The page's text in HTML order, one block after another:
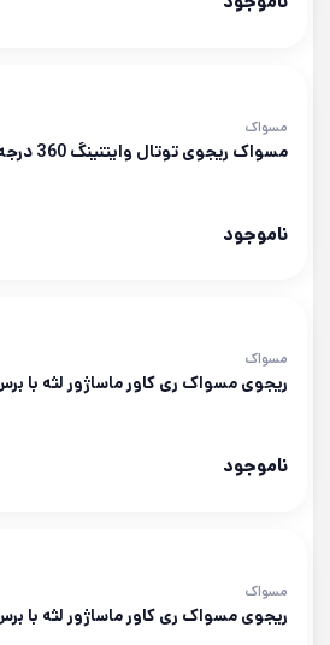
مسواک
مسواک ریجوی توتال وایتنینگ 360 درجه متوسط
ناموجود
مسواک
ریجوی مسواک ری کاور ماساژور لثه با برس متوسط
ناموجود
مسواک
ریجوی مسواک ری کاور ماساژور لثه با برس نرم